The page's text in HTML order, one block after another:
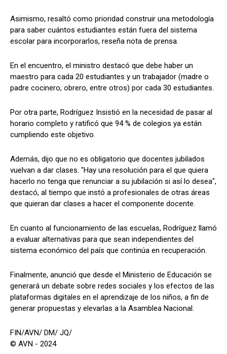
Asimismo, resaltó como prioridad construir una metodología
para saber cuántos estudiantes están fuera del sistema
escolar para incorporarlos, reseña nota de prensa.
En el encuentro, el ministro destacó que debe haber un
maestro para cada 20 estudiantes y un trabajador (madre o
padre cocinero, obrero, entre otros) por cada 30 estudiantes.
Por otra parte, Rodríguez Insistió en la necesidad de pasar al
horario completo y ratificó que 94 % de colegios ya están
cumpliendo este objetivo.
Además, dijo que no es obligatorio que docentes jubilados
vuelvan a dar clases. "Hay una resolución para el que quiera
hacerlo no tenga que renunciar a su jubilación si así lo desea",
destacó, al tiempo que instó a profesionales de otras áreas
que quieran dar clases a hacer el componente docente.
En cuanto al funcionamiento de las escuelas, Rodríguez llamó
a evaluar alternativas para que sean independientes del
sistema económico del país que continúa en recuperación.
Finalmente, anunció que desde el Ministerio de Educación se
generará un debate sobre redes sociales y los efectos de las
plataformas digitales en el aprendizaje de los niños, a fin de
generar propuestas y elevarlas a la Asamblea Nacional.
FIN/AVN/ DM/ JQ/
© AVN - 2024